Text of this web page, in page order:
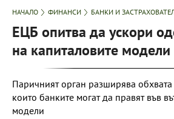
НАЧАЛО ФИНАНСИ БАНКИ И
ЕЦБ опитва да ускори
на капиталовите
Паричният орган разширява
които банките могат да правят във
модели